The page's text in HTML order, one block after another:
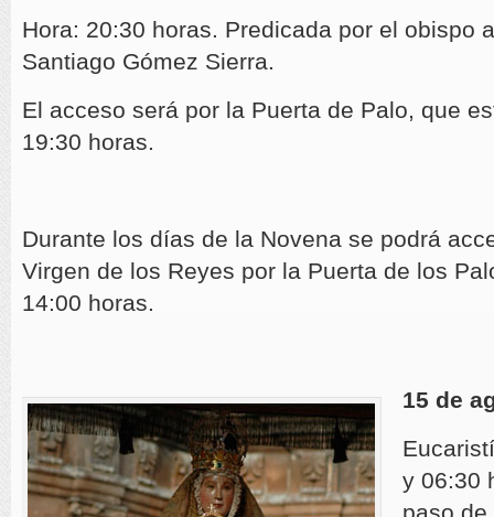
Hora: 20:30 horas. Predicada por el obispo
Santiago Gómez Sierra.
El acceso será por la Puerta de Palo, que
19:30 horas.
Durante los días de la Novena se podrá
Virgen de los Reyes por la Puerta de los
14:00 horas.
15 de
y 06:30